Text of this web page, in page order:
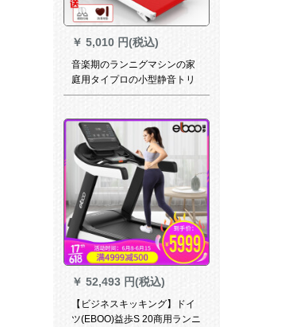
￥ 5,010 円(税込)
音楽期のランニグマシンの家
庭用タイプロの小型静音トリ
ニグムのダイエットル器材の
ウォーキングシステムの动き
ダイエットの重さは300斤で
す。
￥ 52,493 円(税込)
【ビジネスキッキング】ドイ
ツ(EBOO)益歩S 20商用ランニ